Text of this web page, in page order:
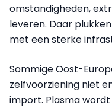
omstandigheden,
leveren. Daar
met een sterke
Sommige Oost-
zelfvoorziening niet
import. Plasma